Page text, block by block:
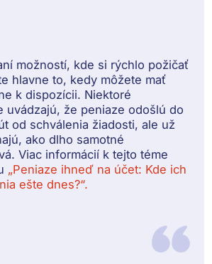
možností, kde si rýchlo požičať
hlavne to, kedy môžete mať
k dispozícii. Niektoré
uvádzajú, že peniaze odošlú do
od schválenia žiadosti, ale už
ako dlho samotné
Viac informácií k tejto téme
„Peniaze ihneď na účet: Kde ich
ešte dnes?“.